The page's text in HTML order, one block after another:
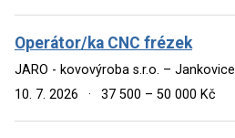
Operátor/ka CNC frézek
JARO - kovovýroba s.r.o. – Jankovice
10. 7. 2026
· 37 500 – 50 000 Kč